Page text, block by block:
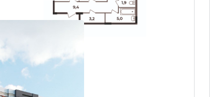
2-комнатная
65.1 м²
Проект
ЖК Чайковский